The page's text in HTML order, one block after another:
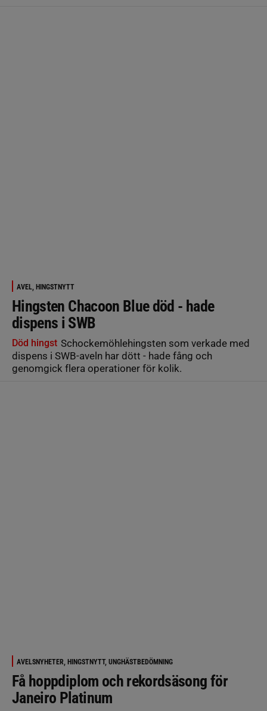
AVEL, HINGSTNYTT
Hingsten Chacoon Blue död - hade
dispens i SWB
Död hingst Schockemöhlehingsten som verkade med
dispens i SWB-aveln har dött - hade fång och
genomgick flera operationer för kolik.
AVELSNYHETER, HINGSTNYTT, UNGHÄSTBEDÖMNING
Få hoppdiplom och rekordsäsong för
Janeiro Platinum